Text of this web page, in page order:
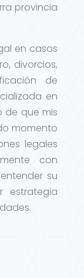
provincia
en casos
divorcios,
de
en
de que mis
momento
legales
con
su
estrategia